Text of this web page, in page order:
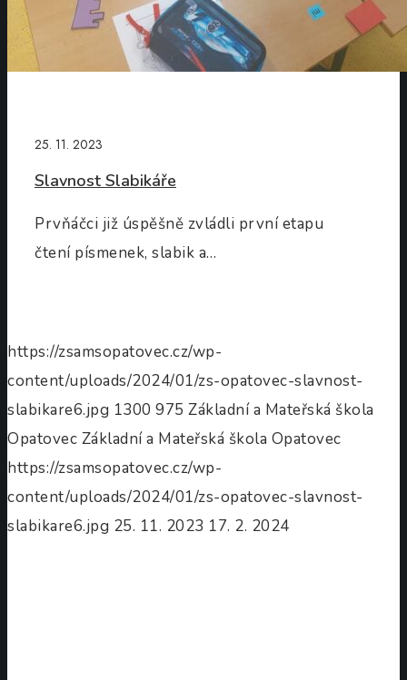
25. 11. 2023
Slavnost Slabikáře
Prvňáčci již úspěšně zvládli první etapu
čtení písmenek, slabik a…
https://zsamsopatovec.cz/wp-
content/uploads/2024/01/zs-opatovec-slavnost-
slabikare6.jpg 1300 975 Základní a Mateřská škola
Opatovec Základní a Mateřská škola Opatovec
https://zsamsopatovec.cz/wp-
content/uploads/2024/01/zs-opatovec-slavnost-
slabikare6.jpg 25. 11. 2023 17. 2. 2024